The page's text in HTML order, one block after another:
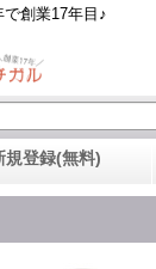
創業17年目♪
規登録(無料)